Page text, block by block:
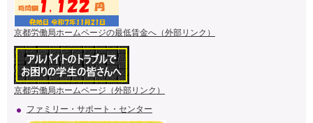
京都労働局ホームページの最低賃金へ（外部リンク）
京都労働局ホームページ（外部リンク）
ファミリー・サポート・センター